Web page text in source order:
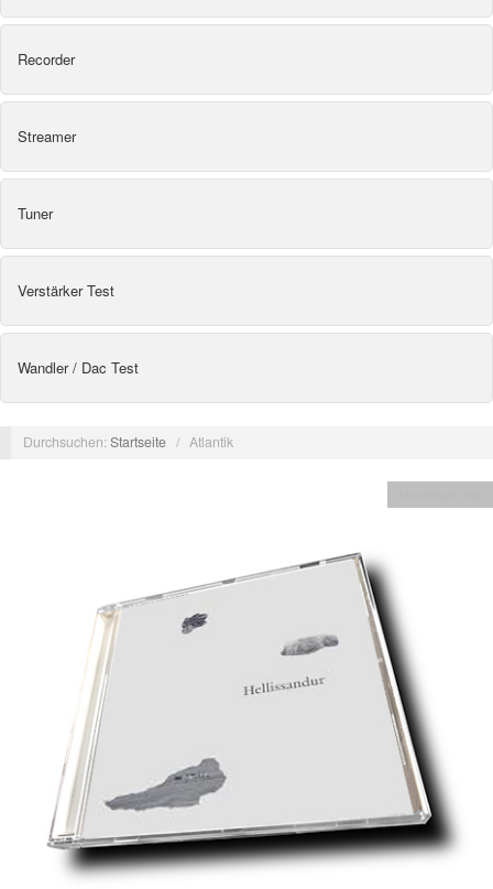
Recorder
Streamer
Tuner
Verstärker Test
Wandler / Dac Test
Durchsuchen:Startseite / Atlantik